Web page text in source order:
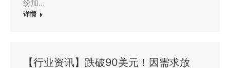
纷加…
详情
【行业资讯】跌破90美元！因需求放